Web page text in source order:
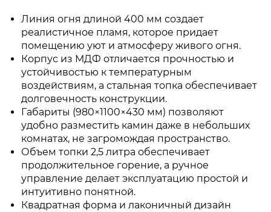
Линия огня длиной 400 мм создает
реалистичное пламя, которое придает
помещению уют и атмосферу живого огня.
Корпус из МДФ отличается прочностью и
устойчивостью к температурным
воздействиям, а стальная топка обеспечивает
долговечность конструкции.
Габариты (980×1100×430 мм) позволяют
удобно разместить камин даже в небольших
комнатах, не загромождая пространство.
Объем топки 2,5 литра обеспечивает
продолжительное горение, а ручное
управление делает эксплуатацию простой и
интуитивно понятной.
Квадратная форма и лаконичный дизайн